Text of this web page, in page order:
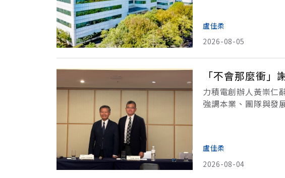
盧佳柔
2026-08-05
「不會那麼衝
力積電創辦人黃崇仁
強調本業、團隊與發
盧佳柔
2026-08-04